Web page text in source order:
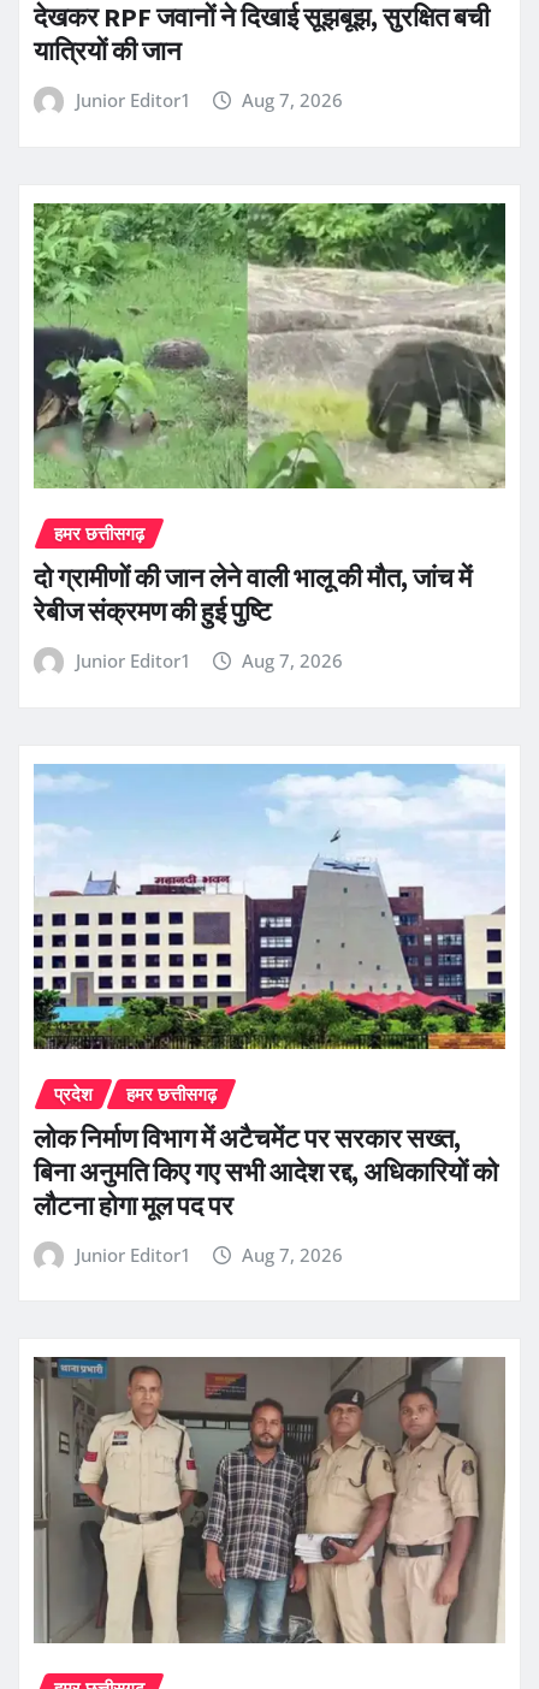
देखकर RPF जवानों ने दिखाई सूझबूझ, सुरक्षित बची
यात्रियों की जान
Junior Editor1 Aug 7, 2026
हमर छत्तीसगढ़
दो ग्रामीणों की जान लेने वाली भालू की मौत, जांच में
रेबीज संक्रमण की हुई पुष्टि
Junior Editor1 Aug 7, 2026
प्रदेश हमर छत्तीसगढ़
लोक निर्माण विभाग में अटैचमेंट पर सरकार सख्त,
बिना अनुमति किए गए सभी आदेश रद्द, अधिकारियों को
लौटना होगा मूल पद पर
Junior Editor1 Aug 7, 2026